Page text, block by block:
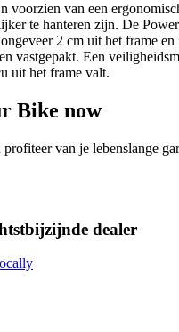
voorzien van een
te hanteren zijn. De
2 cm uit het frame en
vastgepakt. Een
uit het frame valt.
Bike now
van je lebenslange
dealer